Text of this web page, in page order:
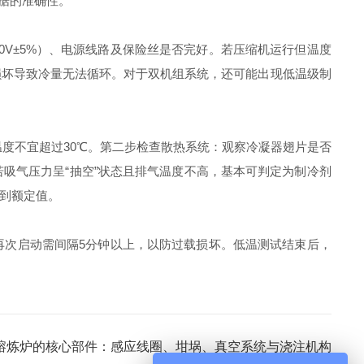
）、电源线路及保险丝是否完好。若压缩机运行但温度
导致冷量无法循环。对于双机组系统，还可能出现低温级制
不宜超过30℃。第二步检查散热系统：观察冷凝器翅片是否
气压力呈“抽空”状态且排气温度不高，基本可判定为制冷剂
额定值。
动需间隔5分钟以上，以防过载损坏。低温测试结束后，
炼炉的核心部件：感应线圈、坩埚、真空系统与浇注机构